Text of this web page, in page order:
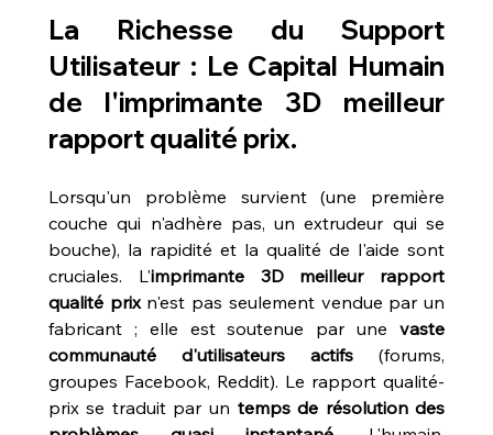
La Richesse du Support
Utilisateur : Le Capital Humain
de l'imprimante 3D meilleur
rapport qualité prix.
Lorsqu'un problème survient (une première
couche qui n'adhère pas, un extrudeur qui se
bouche), la rapidité et la qualité de l'aide sont
cruciales. L'imprimante 3D meilleur rapport
qualité prix n'est pas seulement vendue par un
fabricant ; elle est soutenue par une vaste
communauté d'utilisateurs actifs (forums,
groupes Facebook, Reddit). Le rapport qualité-
prix se traduit par un temps de résolution des